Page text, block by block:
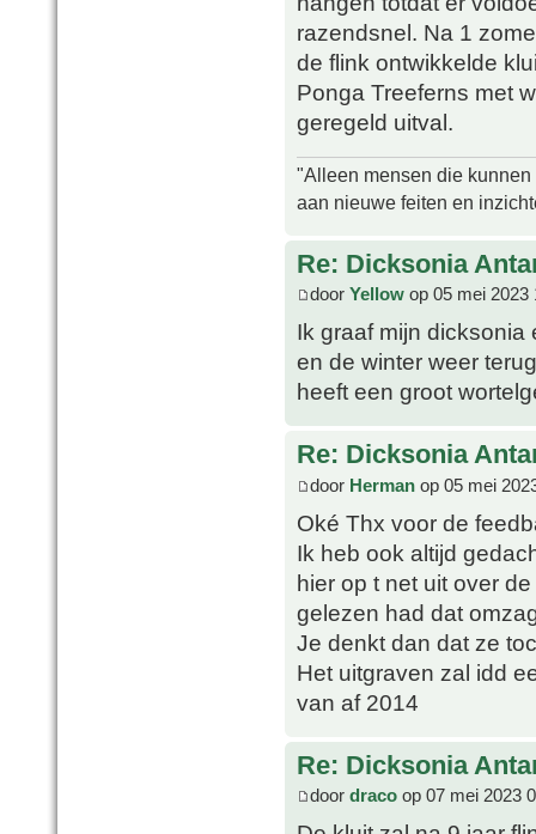
razendsnel. Na 1
de flink ontwikkelde
Ponga Treeferns met
geregeld uitval.
"Alleen mensen die
aan nieuwe feiten en
Re: Dicksonia
door Yellow op 05 mei 2023
Ik graaf mijn dicksonia
en de winter weer
heeft een groot
Re: Dicksonia
door Herman op 05 mei
Oké Thx voor de
Ik heb ook altijd
hier op t net uit over
gelezen had dat
Je denkt dan dat ze
Het uitgraven zal idd
van af 2014
Re: Dicksonia
door draco op 07 mei 2023